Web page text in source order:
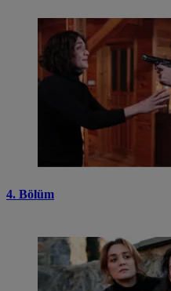
4. Bölüm